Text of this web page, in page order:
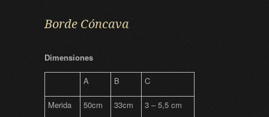
Borde Cóncava
Dimensiones
A B C
Merida 50cm 33cm 3 – 5,5 cm